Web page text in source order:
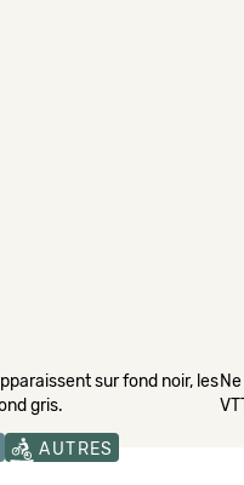
sur fond noir, les
gris.
AUTRES